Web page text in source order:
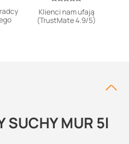
Klienci nam ufają
(TrustMate 4.9/5)
SUCHY MUR 5l